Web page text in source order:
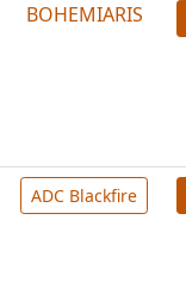
BOHEMIARIS
ADC Blackfire